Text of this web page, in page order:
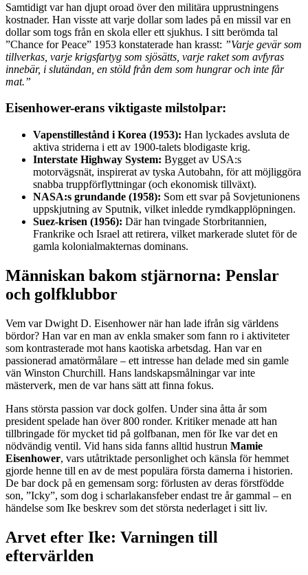
Samtidigt var han djupt oroad över den militära upprustningens
kostnader. Han visste att varje dollar som lades på en missil var en
dollar som togs från en skola eller ett sjukhus. I sitt berömda tal
”Chance for Peace” 1953 konstaterade han krasst: ”Varje gevär som
tillverkas, varje krigsfartyg som sjösätts, varje raket som avfyras
innebär, i slutändan, en stöld från dem som hungrar och inte får
mat.”
Eisenhower-erans viktigaste milstolpar:
Vapenstillestånd i Korea (1953): Han lyckades avsluta de
aktiva striderna i ett av 1900-talets blodigaste krig.
Interstate Highway System: Bygget av USA:s
motorvägsnät, inspirerat av tyska Autobahn, för att möjliggöra
snabba truppförflyttningar (och ekonomisk tillväxt).
NASA:s grundande (1958): Som ett svar på Sovjetunionens
uppskjutning av Sputnik, vilket inledde rymdkapplöpningen.
Suez-krisen (1956): Där han tvingade Storbritannien,
Frankrike och Israel att retirera, vilket markerade slutet för de
gamla kolonialmakternas dominans.
Människan bakom stjärnorna: Penslar
och golfklubbor
Vem var Dwight D. Eisenhower när han lade ifrån sig världens
bördor? Han var en man av enkla smaker som fann ro i aktiviteter
som kontrasterade mot hans kaotiska arbetsdag. Han var en
passionerad amatörmålare – ett intresse han delade med sin gamle
vän Winston Churchill. Hans landskapsmålningar var inte
mästerverk, men de var hans sätt att finna fokus.
Hans största passion var dock golfen. Under sina åtta år som
president spelade han över 800 ronder. Kritiker menade att han
tillbringade för mycket tid på golfbanan, men för Ike var det en
nödvändig ventil. Vid hans sida fanns alltid hustrun Mamie
Eisenhower, vars utåtriktade personlighet och känsla för hemmet
gjorde henne till en av de mest populära första damerna i historien.
De bar dock på en gemensam sorg: förlusten av deras förstfödde
son, ”Icky”, som dog i scharlakansfeber endast tre år gammal – en
händelse som Ike beskrev som det största nederlaget i sitt liv.
Arvet efter Ike: Varningen till
eftervärlden